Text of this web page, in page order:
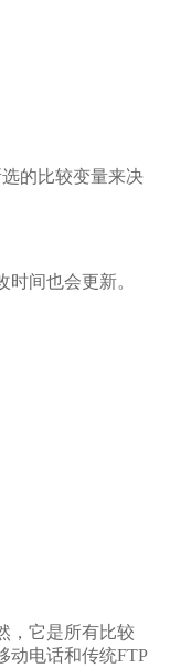
的比较变量来决
间也会更新。
，它是所有比较
动电话和传统FTP